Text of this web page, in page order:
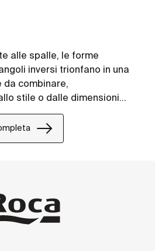
alle spalle, le forme
inversi trionfano in una
combinare,
stile o dalle dimensioni